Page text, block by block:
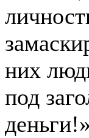
них
под